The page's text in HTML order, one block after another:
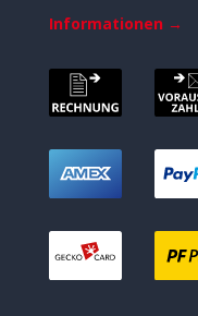
Informationen →